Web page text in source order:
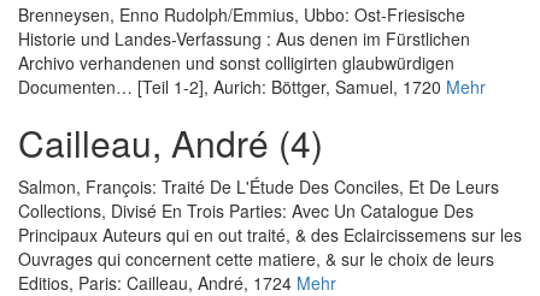
Brenneysen, Enno Rudolph/Emmius, Ubbo: Ost-Friesische
Historie und Landes-Verfassung : Aus denen im Fürstlichen
Archivo verhandenen und sonst colligirten glaubwürdigen
Documenten… [Teil 1-2], Aurich: Böttger, Samuel, 1720 Mehr
Cailleau, André (4)
Salmon, François: Traité De L'Étude Des Conciles, Et De Leurs
Collections, Divisé En Trois Parties: Avec Un Catalogue Des
Principaux Auteurs qui en out traité, & des Eclaircissemens sur les
Ouvrages qui concernent cette matiere, & sur le choix de leurs
Editios, Paris: Cailleau, André, 1724 Mehr